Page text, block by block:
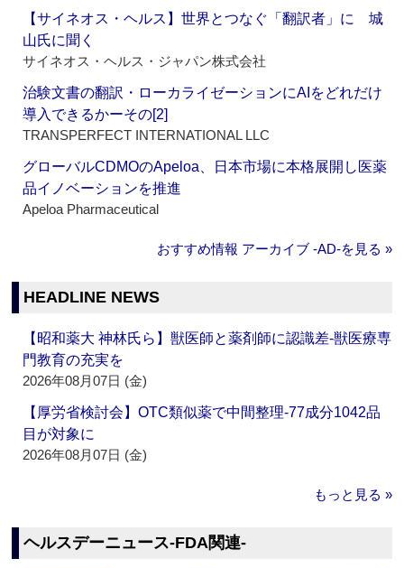
【サイネオス・ヘルス】世界とつなぐ「翻訳者」に 城
山氏に聞く
サイネオス・ヘルス・ジャパン株式会社
治験文書の翻訳・ローカライゼーションにAIをどれだけ
導入できるかーその[2]
TRANSPERFECT INTERNATIONAL LLC
グローバルCDMOのApeloa、日本市場に本格展開し医薬
品イノベーションを推進
Apeloa Pharmaceutical
おすすめ情報 アーカイブ ‐AD‐を見る »
HEADLINE NEWS
【昭和薬大 神林氏ら】獣医師と薬剤師に認識差‐獣医療専
門教育の充実を
2026年08月07日 (金)
【厚労省検討会】OTC類似薬で中間整理‐77成分1042品
目が対象に
2026年08月07日 (金)
もっと見る »
ヘルスデーニュース‐FDA関連‐